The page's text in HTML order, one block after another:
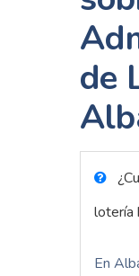
de
lotería
En